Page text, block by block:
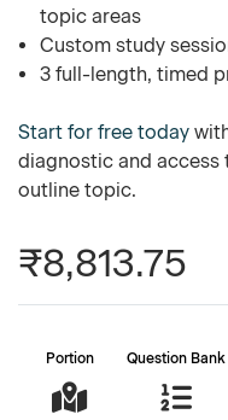
topic areas
Custom study
3 full-length, timed
Start for free today
diagnostic and access
outline topic.
₹8,813.75
Portion Question Bank